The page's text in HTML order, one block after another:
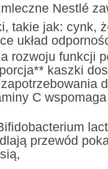
Nestlé
takie jak: cynk,
układ
rozwoju funkcji
kaszki
C
przewód